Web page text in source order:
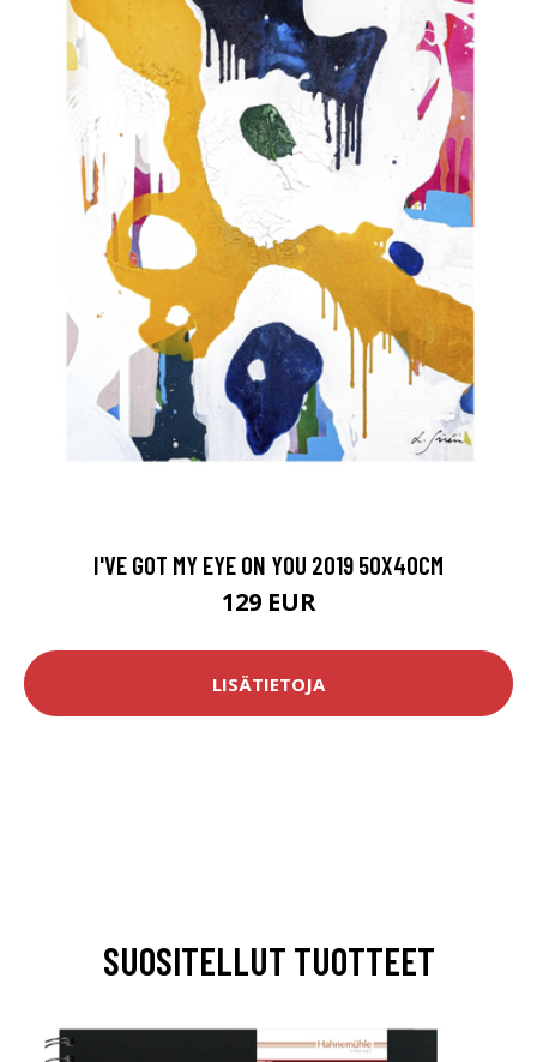
I'VE GOT MY EYE ON YOU 2019 50X40CM
129 EUR
LISÄTIETOJA
SUOSITELLUT TUOTTEET